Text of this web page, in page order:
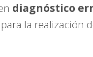
diagnóstico
la realización